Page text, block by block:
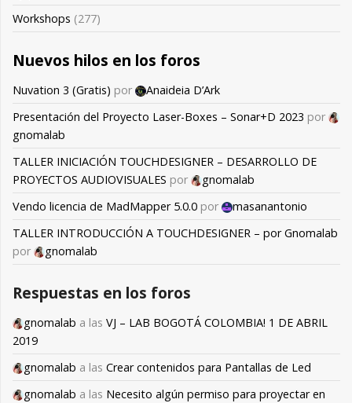
Workshops (277)
Nuevos hilos en los foros
Nuvation 3 (Gratis) por
Anaideia D’Ark
Presentación del Proyecto Laser-Boxes – Sonar+D 2023 por
gnomalab
TALLER INICIACIÓN TOUCHDESIGNER – DESARROLLO DE
PROYECTOS AUDIOVISUALES por
gnomalab
Vendo licencia de MadMapper 5.0.0 por
masanantonio
TALLER INTRODUCCIÓN A TOUCHDESIGNER – por Gnomalab
por
gnomalab
Respuestas en los foros
gnomalab a las VJ – LAB BOGOTÁ COLOMBIA! 1 DE ABRIL
2019
gnomalab a las Crear contenidos para Pantallas de Led
gnomalab a las Necesito algún permiso para proyectar en